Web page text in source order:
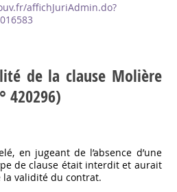
affichJuriAdmin.do?
de la clause Molière
420296)
en jugeant de l’absence d’une
de clause était interdit et aurait
validité du contrat.